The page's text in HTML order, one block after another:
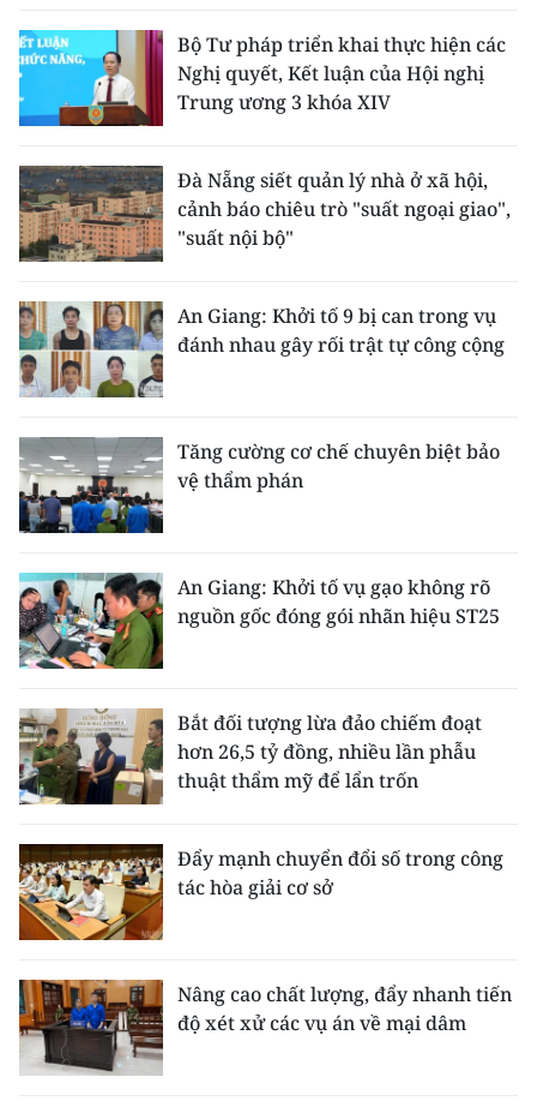
Bộ Tư pháp triển khai thực hiện các
Nghị quyết, Kết luận của Hội nghị
Trung ương 3 khóa XIV
Đà Nẵng siết quản lý nhà ở xã hội,
cảnh báo chiêu trò "suất ngoại giao",
"suất nội bộ"
An Giang: Khởi tố 9 bị can trong vụ
đánh nhau gây rối trật tự công cộng
Tăng cường cơ chế chuyên biệt bảo
vệ thẩm phán
An Giang: Khởi tố vụ gạo không rõ
nguồn gốc đóng gói nhãn hiệu ST25
Bắt đối tượng lừa đảo chiếm đoạt
hơn 26,5 tỷ đồng, nhiều lần phẫu
thuật thẩm mỹ để lẩn trốn
Đẩy mạnh chuyển đổi số trong công
tác hòa giải cơ sở
Nâng cao chất lượng, đẩy nhanh tiến
độ xét xử các vụ án về mại dâm